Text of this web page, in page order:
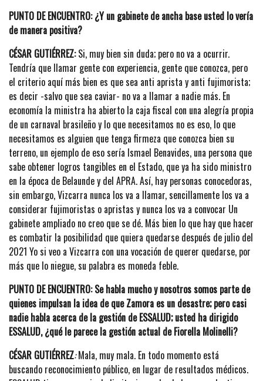
PUNTO DE ENCUENTRO: ¿Y un gabinete de ancha base usted lo vería
de manera positiva?
CÉSAR GUTIÉRREZ:Si, muy bien sin duda; pero no va a ocurrir.
Tendría que llamar gente con experiencia, gente que conozca, pero
el criterio aquí más bien es que sea anti aprista y anti fujimorista;
es decir -salvo que sea caviar- no va a llamar a nadie más. En
economía la ministra ha abierto la caja fiscal con una alegría propia
de un carnaval brasileño y lo que necesitamos no es eso, lo que
necesitamos es alguien que tenga firmeza que conozca bien su
terreno, un ejemplo de eso sería Ismael Benavides, una persona que
sabe obtener logros tangibles en el Estado, que ya ha sido ministro
en la época de Belaunde y del APRA. Así, hay personas conocedoras,
sin embargo, Vizcarra nunca los va a llamar, sencillamente los va a
considerar fujimoristas o apristas y nunca los va a convocar Un
gabinete ampliado no creo que se dé. Más bien lo que hay que hacer
es combatir la posibilidad que quiera quedarse después de julio del
2021 Yo si veo a Vizcarra con una vocación de querer quedarse, por
más que lo niegue, su palabra es moneda feble.
PUNTO DE ENCUENTRO: Se habla mucho y nosotros somos parte de
quienes impulsan la idea de que Zamora es un desastre; pero casi
nadie habla acerca de la gestión de ESSALUD; usted ha dirigido
ESSALUD, ¿qué le parece la gestión actual de Fiorella Molinelli?
CÉSAR GUTIÉRREZ:Mala, muy mala. En todo momento está
buscando reconocimiento público, en lugar de resultados médicos.